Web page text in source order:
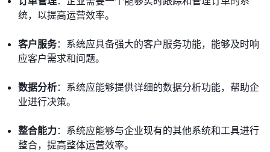
统，以提高运营效率。
客户服务：系统应具备强大的客户服务功能，能够及时响
应客户需求和问题。
数据分析：系统应能够提供详细的数据分析功能，帮助企
业进行决策。
整合能力：系统应能够与企业现有的其他系统和工具进行
整合，提高整体运营效率。